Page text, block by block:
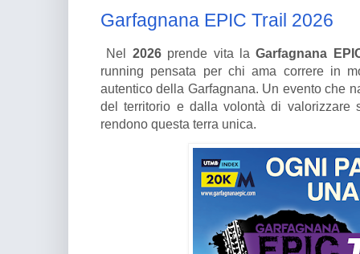
Garfagnana EPIC Trail 2026
Nel 2026prende vita laGarfagnana
running pensata per chi ama correre in
autentico della Garfagnana. Un evento che
del territorio e dalla volontà di valorizzare
rendono questa terra unica.